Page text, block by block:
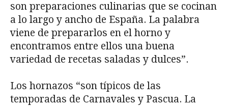
son preparaciones culinarias que se cocinan
a lo largo y ancho de España. La palabra
viene de prepararlos en el horno y
encontramos entre ellos una buena
variedad de recetas saladas y dulces”.
Los hornazos “son típicos de las
temporadas de Carnavales y Pascua. La